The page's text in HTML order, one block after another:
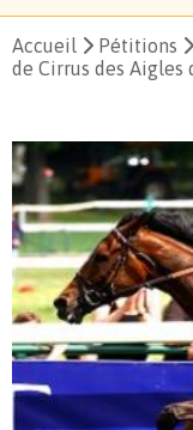
Accueil Pétitions
de Cirrus des Aigles